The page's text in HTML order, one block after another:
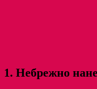
1. Небрежно